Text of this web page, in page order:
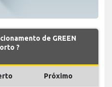
de GREEN
?
Próximo